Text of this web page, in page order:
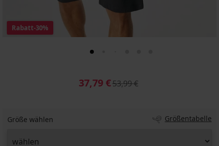
Rabatt-30%
37,79 €53,99 €
Größe wählen Größentabelle